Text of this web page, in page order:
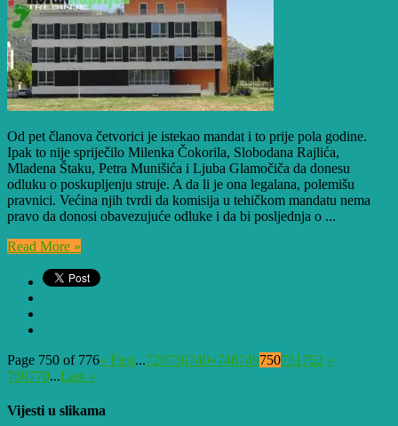
Od pet članova četvorici je istekao mandat i to prije pola godine.
Ipak to nije spriječilo Milenka Čokorila, Slobodana Rajlića,
Mladena Štaku, Petra Munišića i Ljuba Glamočiča da donesu
odluku o poskupljenju struje. A da li je ona legalana, polemišu
pravnici. Većina njih tvrdi da komisija u tehičkom mandatu nema
pravo da donosi obavezujuće odluke i da bi posljednja o ...
Read More »
Page 750 of 776« First...720730740«748749750751 752 »
760770...Last »
Vijesti u slikama